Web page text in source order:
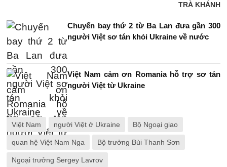
TRÀ KHÁNH
Chuyến bay thứ 2 từ Ba Lan đưa gần 300
người Việt sơ tán khỏi Ukraine về nước
Việt Nam cảm ơn Romania hỗ trợ sơ tán
người Việt từ Ukraine
Việt Nam người Việt ở Ukraine Bộ Ngoại giao
quan hệ Việt Nam Nga Bộ trưởng Bùi Thanh Sơn
Ngoại trưởng Sergey Lavrov